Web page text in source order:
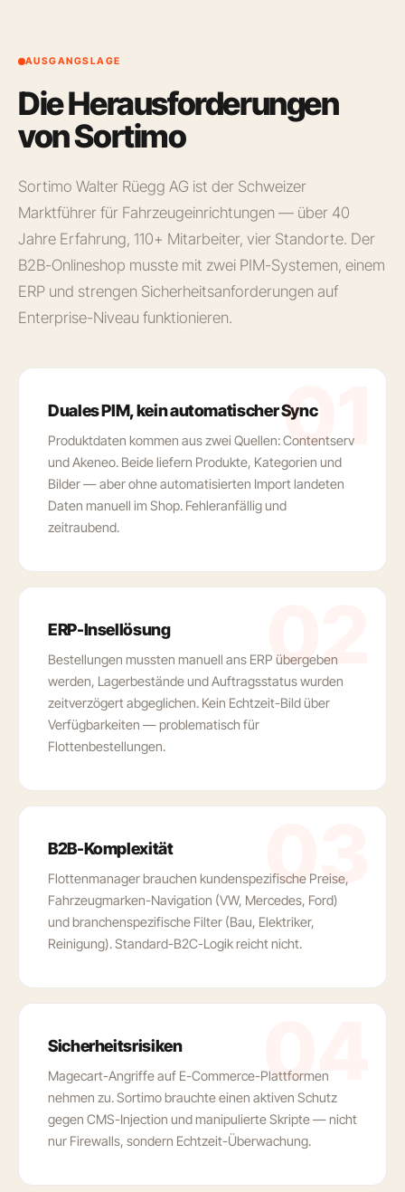
AUSGANGSLAGE
Die Herausforderungen
von Sortimo
Sortimo Walter Rüegg AG ist der Schweizer
Marktführer für Fahrzeugeinrichtungen — über 40
Jahre Erfahrung, 110+ Mitarbeiter, vier Standorte. Der
B2B-Onlineshop musste mit zwei PIM-Systemen, einem
ERP und strengen Sicherheitsanforderungen auf
Enterprise-Niveau funktionieren.
01
Duales PIM, kein automatischer Sync
Produktdaten kommen aus zwei Quellen: Contentserv
und Akeneo. Beide liefern Produkte, Kategorien und
Bilder — aber ohne automatisierten Import landeten
Daten manuell im Shop. Fehleranfällig und
zeitraubend.
02
ERP-Insellösung
Bestellungen mussten manuell ans ERP übergeben
werden, Lagerbestände und Auftragsstatus wurden
zeitverzögert abgeglichen. Kein Echtzeit-Bild über
Verfügbarkeiten — problematisch für
Flottenbestellungen.
03
B2B-Komplexität
Flottenmanager brauchen kundenspezifische Preise,
Fahrzeugmarken-Navigation (VW, Mercedes, Ford)
und branchenspezifische Filter (Bau, Elektriker,
Reinigung). Standard-B2C-Logik reicht nicht.
04
Sicherheitsrisiken
Magecart-Angriffe auf E-Commerce-Plattformen
nehmen zu. Sortimo brauchte einen aktiven Schutz
gegen CMS-Injection und manipulierte Skripte — nicht
nur Firewalls, sondern Echtzeit-Überwachung.